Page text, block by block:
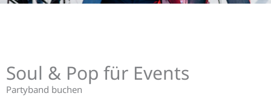
Soul & Pop für Events
Partyband buchen